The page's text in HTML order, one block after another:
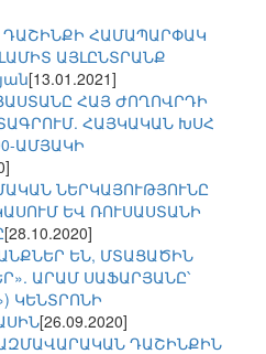
ԴԱՇԻՆՔԻ ՀԱՄԱՊԱՐՓԱԿ
ԱՅԼԸՆՏՐԱՆՔ
[13.01.2021]
ՀԱՅ ԺՈՂՈՎՐԴԻ
ՀԱՅԿԱԿԱՆ ԽՍՀ
ԱՄՅԱԿԻ
ՆԵՐԿԱՅՈՒԹՅՈՒՆԸ
ԵՎ ՌՈՒՍԱՍՏԱՆԻ
[28.10.2020]
ԵՆ, ՄՏԱՑԱԾԻՆ
ԱՐԱՄ ՍԱՖԱՐՅԱՆԸ՝
ԿԵՆՏՐՈՆԻ
[26.09.2020]
ԴԱՇԻՆՔԻՆ